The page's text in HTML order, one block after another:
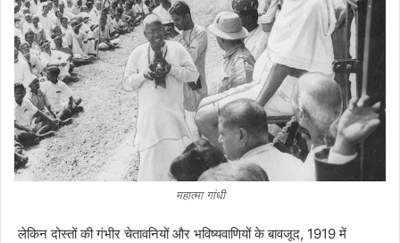
महात्मा गांधी
लेकिन दोस्तों की गंभीर चेतावनियों और भविष्यवाणियों के बावजूद, 1919 में